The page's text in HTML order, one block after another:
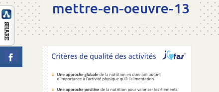
mettre-en-oeuvre-13